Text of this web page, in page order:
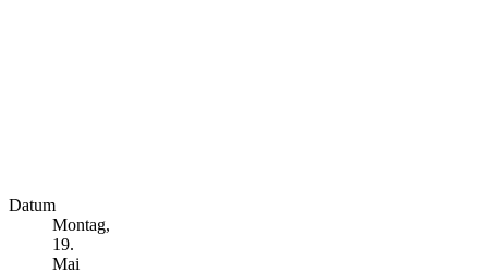
Datum
Montag,
19.
Mai